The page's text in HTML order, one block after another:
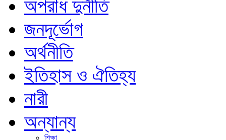
অপরাধ দুর্নীতি
জনদূর্ভোগ
অর্থনীতি
ইতিহাস ও ঐতিহ্য
নারী
অন্যান্য
শিক্ষা